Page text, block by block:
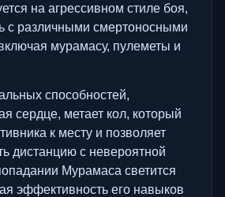
на агрессивном стиле боя,
с различными смертоносными
мурамасу, пулеметы и
способностей,
сердце, метает кол, который
к месту и позволяет
дистанцию с невероятной
Мурамаса светится
эффективность его навыков